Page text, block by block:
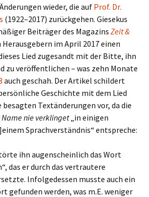
wieder, die auf Prof. Dr.
(1922–2017) zurückgehen. Giesekus
Beiträger des Magazins Zeit &
im April 2017 einen
Lied zugesandt mit der Bitte, ihn
zu veröffentlichen – was zehn Monate
auch geschah. Der Artikel schildert
Geschichte mit dem Lied
Textänderungen vor, da die
Name nie verklinget„in einigen
Sprachverständnis“ entspreche:
ihn augenscheinlich das Wort
das er durch das vertrautere
Infolgedessen musste auch ein
gefunden werden, was m.E. weniger